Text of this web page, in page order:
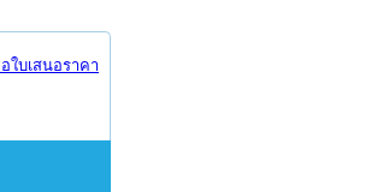
บเสนอราคา